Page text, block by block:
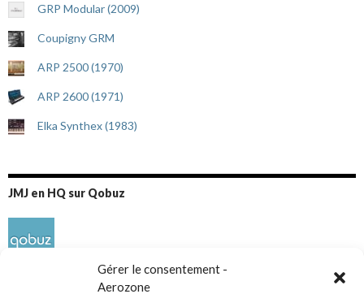
Gérer le consentement -
Aerozone
GRP Modular (2009)
Coupigny GRM
ARP 2500 (1970)
ARP 2600 (1971)
Elka Synthex (1983)
JMJ en HQ sur Qobuz